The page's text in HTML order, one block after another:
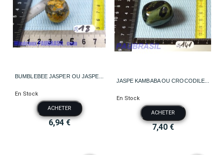
BUMBLEBEE JASPER OU JASPE...
En Stock
ACHETER
6,94 €
JASPE KAMBABA OU CROCODILE...
En Stock
ACHETER
7,40 €